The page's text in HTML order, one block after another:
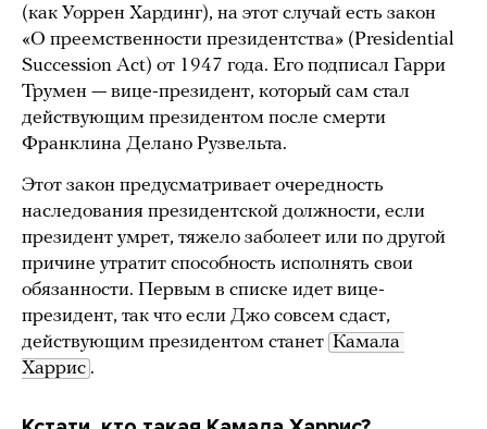
(как Уоррен Хардинг), на этот случай есть закон
«О преемственности президентства» (Presidential
Succession Act) от 1947 года. Его подписал Гарри
Трумен — вице-президент, который сам стал
действующим президентом после смерти
Франклина Делано Рузвельта.
Этот закон предусматривает очередность
наследования президентской должности, если
президент умрет, тяжело заболеет или по другой
причине утратит способность исполнять свои
обязанности. Первым в списке идет вице-
президент, так что если Джо совсем сдаст,
действующим президентом станет Камала
Харрис .